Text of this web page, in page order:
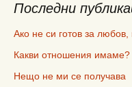
Последни
Ако не си готов за
Какви отношения имаме?
Нещо не ми се получава